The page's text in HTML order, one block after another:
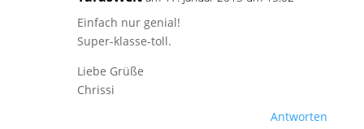
Einfach nur genial!
Super-klasse-toll.
Liebe Grüße
Chrissi
Antworten